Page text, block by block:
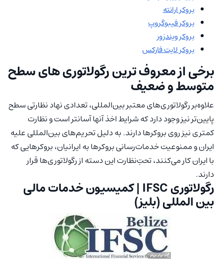
بروکر ارانته
بروکر فیبوگروپ
بروکر ویندزور
بروکر لایت فارکس
برخی از معروف ترین رگولاتوری های سطح
متوسط و ضعیف
علاوه‌بر رگولاتوری‌های معتبر بین‌المللی، تعدادی نهاد نظارتی سطح
پایین‌تر نیز وجود دارد که شرایط اخذ آنها آسانتر است و نظارت
کمتری نیز روی بروکرها دارند. به دلیل تحریم‌های بین‌المللی علیه
ایران و ممنوعیت خدمات‌رسانی بروکرها به ایرانیان، بروکرهایی که
با ایران کار می‌کنند، تحتِ‌نظارت این دسته از رگولاتوری‌ها قرار
دارند.
رگولاتوری IFSC | کمیسیون خدمات مالی
بین المللی (بلیز)